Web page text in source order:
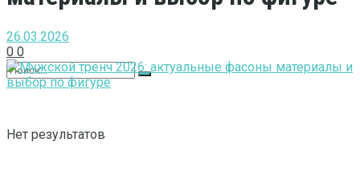
Нет результатов
26.03.2026
0 0